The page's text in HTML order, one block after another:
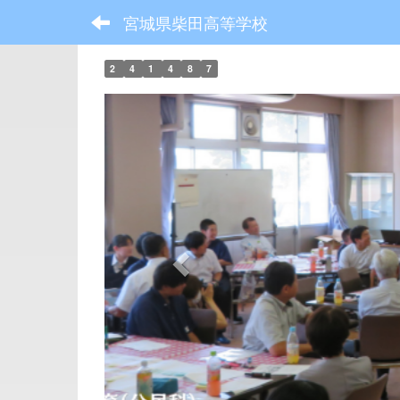
宮城県柴田高等学校
2 4 1 4 8 7
p
r
e
v
i
o
u
s